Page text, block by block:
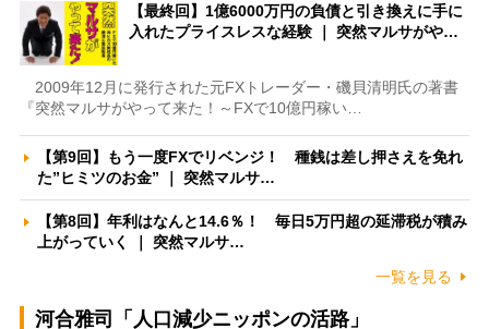
【最終回】1億6000万円の負債と引き換えに手に
入れたプライスレスな経験 ｜ 突然マルサがや…
2009年12月に発行された元FXトレーダー・磯貝清明氏の著書
『突然マルサがやって来た！～FXで10億円稼い…
【第9回】もう一度FXでリベンジ！ 種銭は差し押さえを免れ
た”ヒミツのお金” ｜ 突然マルサ…
【第8回】年利はなんと14.6％！ 毎日5万円超の延滞税が積み
上がっていく ｜ 突然マルサ…
一覧を見る
河合雅司「人口減少ニッポンの活路」